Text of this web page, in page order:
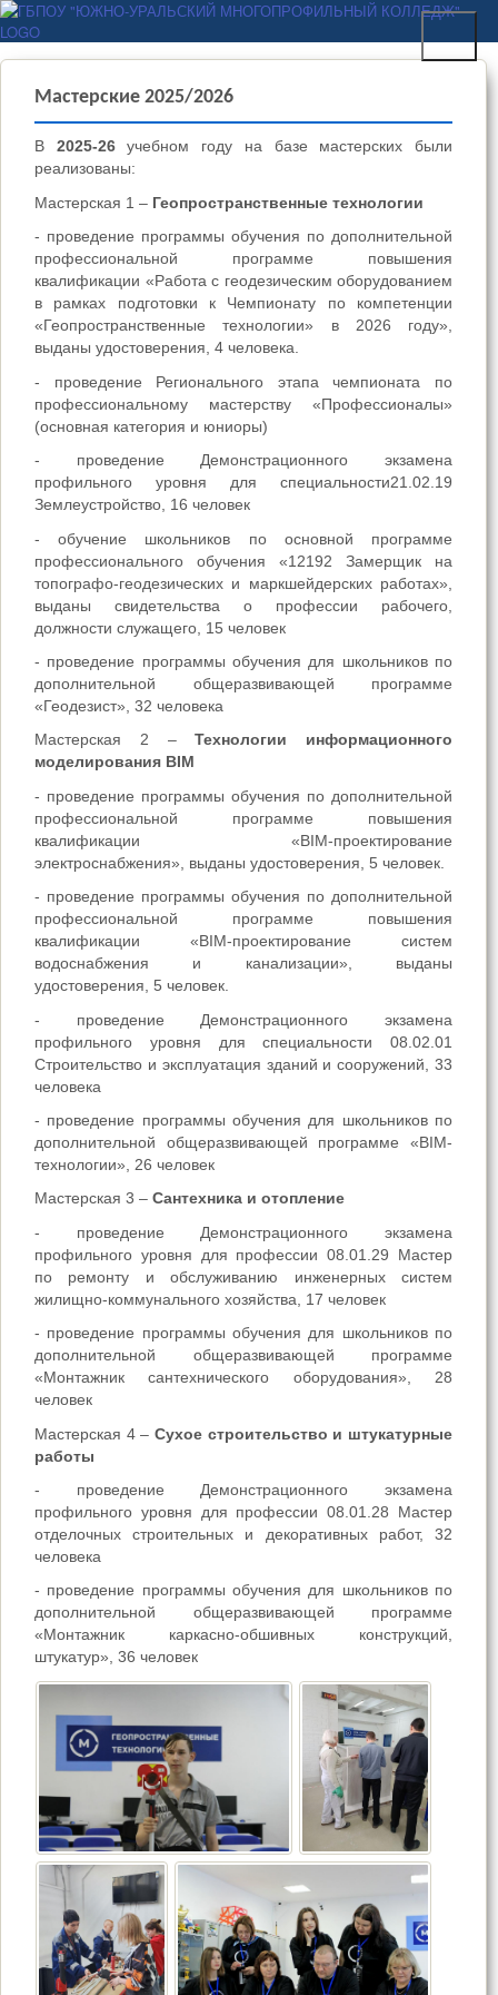
Перейти к основному
содержанию
ГБПОУ "ЮЖНО-
УРАЛЬСКИЙ
МНОГОПРОФИЛЬНЫЙ
КОЛЛЕДЖ"
Мастерские 2025/2026
В 2025-26учебном году на базе мастерских были
реализованы:
Мастерская 1 – Геопространственные технологии
- проведение программы обучения по дополнительной
профессиональной программе повышения
квалификации «Работа с геодезическим оборудованием
в рамках подготовки к Чемпионату по компетенции
«Геопространственные технологии» в 2026 году»,
выданы удостоверения, 4 человека.
- проведение Регионального этапа чемпионата по
профессиональному мастерству «Профессионалы»
(основная категория и юниоры)
- проведение Демонстрационного экзамена
профильного уровня для специальности21.02.19
Землеустройство, 16 человек
- обучение школьников по основной программе
профессионального обучения «12192 Замерщик на
топографо-геодезических и маркшейдерских работах»,
выданы свидетельства о профессии рабочего,
должности служащего, 15 человек
- проведение программы обучения для школьников по
дополнительной общеразвивающей программе
«Геодезист», 32 человека
Мастерская 2 –Технологии информационного
моделирования BIM
- проведение программы обучения по дополнительной
профессиональной программе повышения
квалификации «BIM-проектирование
электроснабжения», выданы удостоверения, 5 человек.
- проведение программы обучения по дополнительной
профессиональной программе повышения
квалификации «BIM-проектирование систем
водоснабжения и канализации», выданы
удостоверения, 5 человек.
- проведение Демонстрационного экзамена
профильного уровня для специальности 08.02.01
Строительство и эксплуатация зданий и сооружений, 33
человека
- проведение программы обучения для школьников по
дополнительной общеразвивающей программе «BIM-
технологии», 26 человек
Мастерская 3 – Сантехника и отопление
- проведение Демонстрационного экзамена
профильного уровня для профессии 08.01.29 Мастер
по ремонту и обслуживанию инженерных систем
жилищно-коммунального хозяйства, 17 человек
- проведение программы обучения для школьников по
дополнительной общеразвивающей программе
«Монтажник сантехнического оборудования», 28
человек
Мастерская 4 – Сухое строительство и штукатурные
работы
- проведение Демонстрационного экзамена
профильного уровня для профессии 08.01.28 Мастер
отделочных строительных и декоративных работ, 32
человека
- проведение программы обучения для школьников по
дополнительной общеразвивающей программе
«Монтажник каркасно-обшивных конструкций,
штукатур», 36 человек